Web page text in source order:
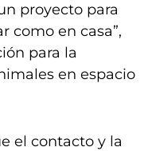
proyecto para
como en casa”,
para la
en espacio
el contacto y la